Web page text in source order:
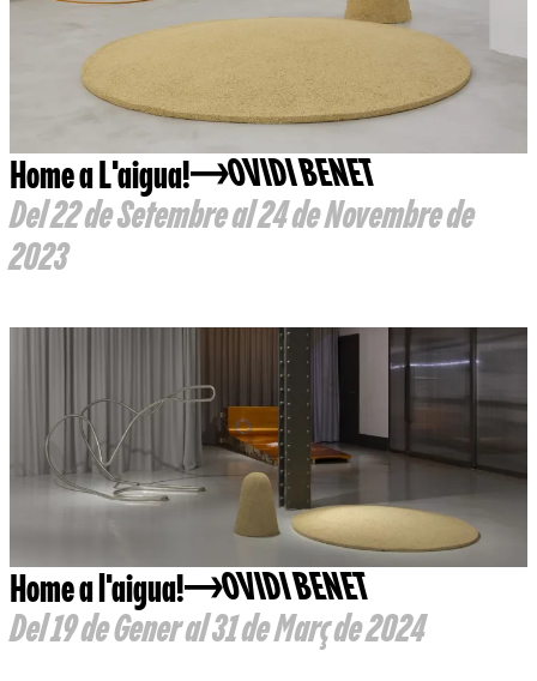
Home a L'aigua!
OVIDI BENET
Del 22 de Setembre al 24 de Novembre de
2023
Home a l'aigua!
OVIDI BENET
Del 19 de Gener al 31 de Març de 2024